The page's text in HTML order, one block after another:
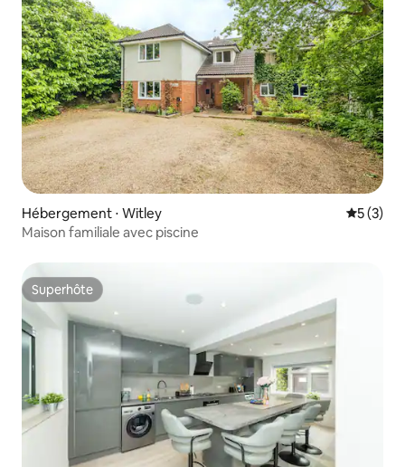
Hébergement ⋅ Witley
5 (3)
Maison familiale avec piscine
Superhôte
Superhôte